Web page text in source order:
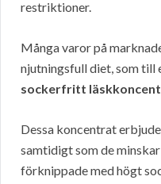
restriktioner.
Många varor på
njutningsfull diet, som till
sockerfritt
Dessa koncentrat
samtidigt som de
förknippade med högt